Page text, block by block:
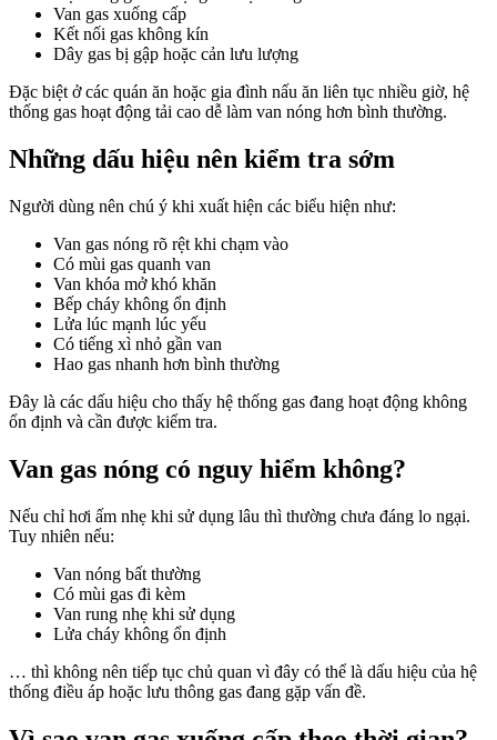
Van gas xuống cấp
Kết nối gas không kín
Dây gas bị gập hoặc cản lưu lượng
Đặc biệt ở các quán ăn hoặc gia đình nấu ăn liên tục nhiều giờ, hệ
thống gas hoạt động tải cao dễ làm van nóng hơn bình thường.
Những dấu hiệu nên kiểm tra sớm
Người dùng nên chú ý khi xuất hiện các biểu hiện như:
Van gas nóng rõ rệt khi chạm vào
Có mùi gas quanh van
Van khóa mở khó khăn
Bếp cháy không ổn định
Lửa lúc mạnh lúc yếu
Có tiếng xì nhỏ gần van
Hao gas nhanh hơn bình thường
Đây là các dấu hiệu cho thấy hệ thống gas đang hoạt động không
ổn định và cần được kiểm tra.
Van gas nóng có nguy hiểm không?
Nếu chỉ hơi ấm nhẹ khi sử dụng lâu thì thường chưa đáng lo ngại.
Tuy nhiên nếu:
Van nóng bất thường
Có mùi gas đi kèm
Van rung nhẹ khi sử dụng
Lửa cháy không ổn định
… thì không nên tiếp tục chủ quan vì đây có thể là dấu hiệu của hệ
thống điều áp hoặc lưu thông gas đang gặp vấn đề.